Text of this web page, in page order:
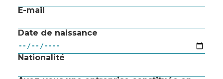
E-mail
Date de naissance
Nationalité